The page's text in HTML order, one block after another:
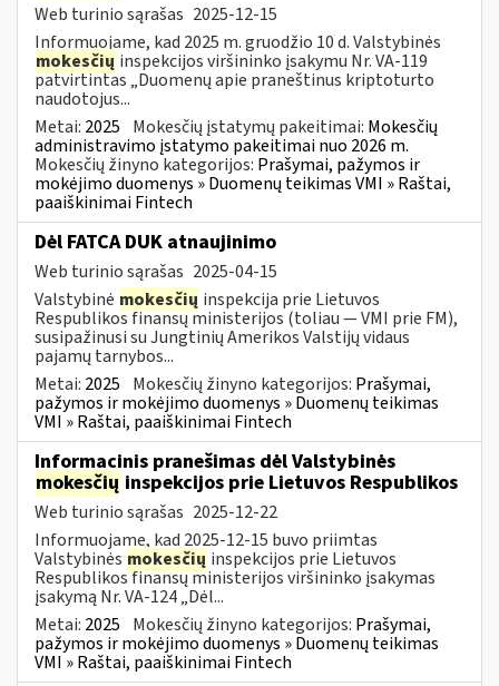
Web turinio sąrašas 2025-12-15
Informuojame, kad 2025 m. gruodžio 10 d. Valstybinės
mokesčių inspekcijos viršininko įsakymu Nr. VA-119
patvirtintas „Duomenų apie praneštinus kriptoturto
naudotojus...
Metai: 2025 Mokesčių įstatymų pakeitimai: Mokesčių
administravimo įstatymo pakeitimai nuo 2026 m.
Mokesčių žinyno kategorijos: Prašymai, pažymos ir
mokėjimo duomenys » Duomenų teikimas VMI » Raštai,
paaiškinimai Fintech
Dėl FATCA DUK atnaujinimo
Web turinio sąrašas 2025-04-15
Valstybinė mokesčių inspekcija prie Lietuvos
Respublikos finansų ministerijos (toliau — VMI prie FM),
susipažinusi su Jungtinių Amerikos Valstijų vidaus
pajamų tarnybos...
Metai: 2025 Mokesčių žinyno kategorijos: Prašymai,
pažymos ir mokėjimo duomenys » Duomenų teikimas
VMI » Raštai, paaiškinimai Fintech
Informacinis pranešimas dėl Valstybinės
mokesčių inspekcijos prie Lietuvos Respublikos
Web turinio sąrašas 2025-12-22
Informuojame, kad 2025-12-15 buvo priimtas
Valstybinės mokesčių inspekcijos prie Lietuvos
Respublikos finansų ministerijos viršininko įsakymas
įsakymą Nr. VA-124 „Dėl...
Metai: 2025 Mokesčių žinyno kategorijos: Prašymai,
pažymos ir mokėjimo duomenys » Duomenų teikimas
VMI » Raštai, paaiškinimai Fintech